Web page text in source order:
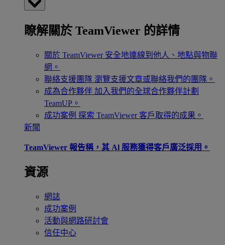
瞭解關於 TeamViewer 的詳情
關於 TeamViewer 安全地連線到他人、地點與物聯
網。
聯絡支援團隊 瀏覽支援文章或聯絡我們的團隊。
成為合作夥伴 加入我們的全球合作夥伴計劃
TeamUP。
成功案例 探索 TeamViewer 客戶取得的成果。
新聞
TeamViewer 報告稱，其 Al 服務獲得客戶廣泛採用。
資源
網誌
成功案例
活動與網路研討會
信任中心